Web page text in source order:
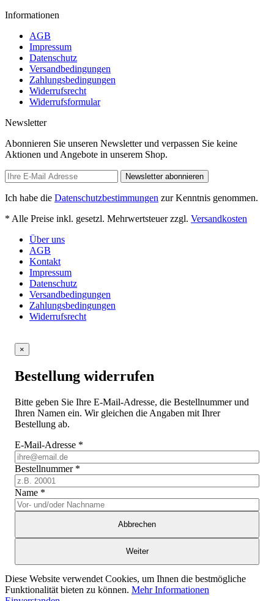
Informationen
AGB
Impressum
Datenschutz
Versandbedingungen
Zahlungsbedingungen
Widerrufsrecht
Widerrufsformular
Newsletter
Abonnieren Sie unseren Newsletter und verpassen Sie keine
Aktionen und Angebote in unserem Shop.
Newsletter abonnieren
Ich habe die Datenschutzbestimmungen zur Kenntnis genommen.
* Alle Preise inkl. gesetzl. Mehrwertsteuer zzgl. Versandkosten
Über uns
AGB
Kontakt
Impressum
Datenschutz
Versandbedingungen
Zahlungsbedingungen
Widerrufsrecht
×
Bestellung widerrufen
Bitte geben Sie Ihre E-Mail-Adresse, die Bestellnummer und
Ihren Namen ein. Wir gleichen die Angaben mit Ihrer
Bestellung ab.
E-Mail-Adresse *
Bestellnummer *
Name *
Abbrechen
Weiter
Diese Website verwendet Cookies, um Ihnen die bestmögliche
Funktionalität bieten zu können. Mehr Informationen